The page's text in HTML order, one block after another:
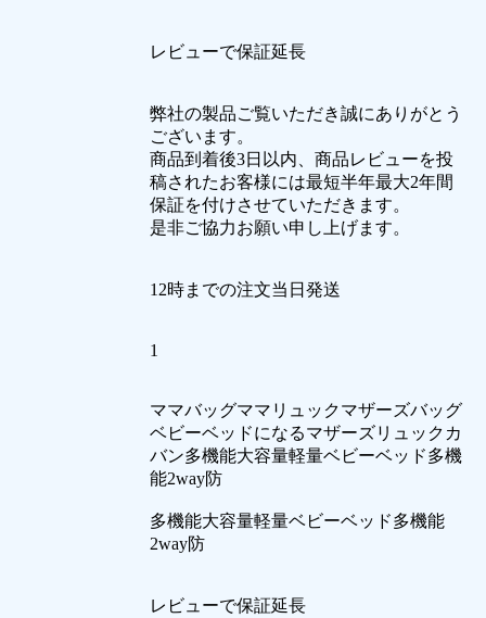
レビューで保証延長
弊社の製品ご覧いただき誠にありがとう
ございます。
商品到着後3日以内、商品レビューを投
稿されたお客様には最短半年最大2年間
保証を付けさせていただきます。
是非ご協力お願い申し上げます。
12時までの注文当日発送
1
ママバッグママリュックマザーズバッグ
ベビーベッドになるマザーズリュックカ
バン多機能大容量軽量ベビーベッド多機
能2way防
多機能大容量軽量ベビーベッド多機能
2way防
レビューで保証延長